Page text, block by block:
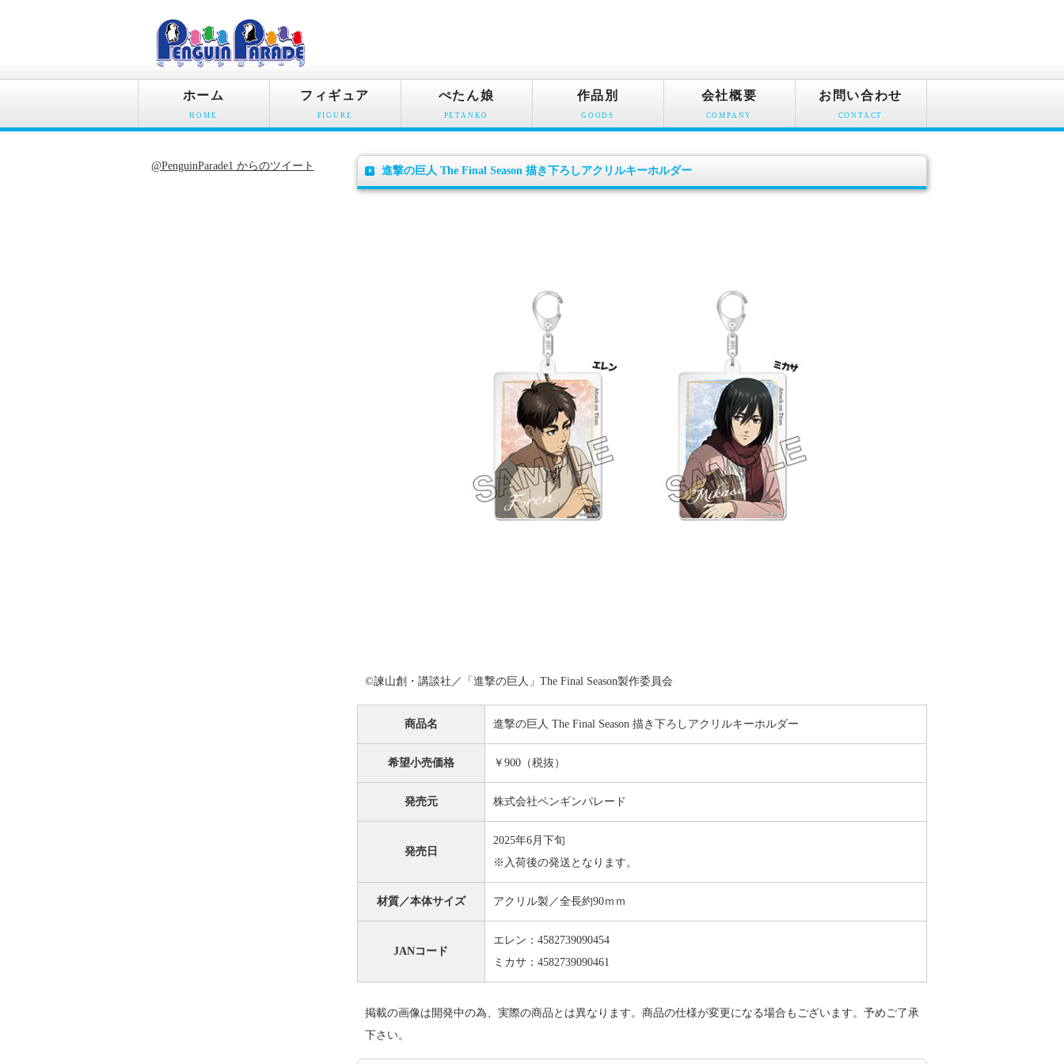
ホーム
HOME
フィギュア
FIGURE
ぺたん娘
PETANKO
作品別
GOODS
会社概要
COMPANY
お問い合わせ
CONTACT
進撃の巨人 The Final Season 描き下ろしアクリルキーホルダー
©諫山創・講談社／「進撃の巨人」The Final Season製作委員会
商品名 進撃の巨人 The Final Season 描き下ろしアクリルキーホルダー
希望小売価格 ￥900（税抜）
発売元 株式会社ペンギンパレード
発売日
2025年6月下旬
※入荷後の発送となります。
材質／本体サイズ アクリル製／全長約90ｍｍ
JANコード
エレン：4582739090454
ミカサ：4582739090461
掲載の画像は開発中の為、実際の商品とは異なります。商品の仕様が変更になる場合もございます。予めご了承
下さい。
@PenguinParade1 からのツイート